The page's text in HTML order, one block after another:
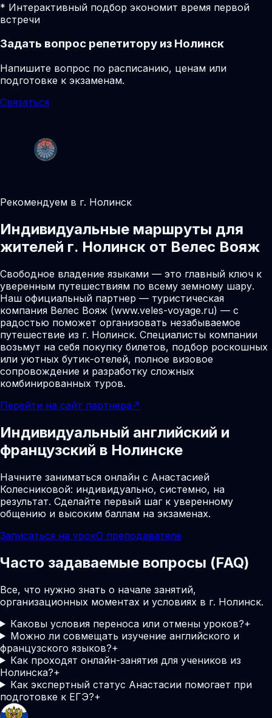
* Интерактивный подбор экономит время первой
встречи
Задать вопрос репетитору из Нолинск
Напишите вопрос по расписанию, ценам или
подготовке к экзаменам.
Связаться
Рекомендуем в г. Нолинск
Индивидуальные маршруты для
жителей г. Нолинск от Велес Вояж
Свободное владение языками — это главный ключ к
уверенным путешествиям по всему земному шару.
Наш официальный партнер — туристическая
компания Велес Вояж (www.veles-voyage.ru) — с
радостью поможет организовать незабываемое
путешествие из г. Нолинск. Специалисты компании
возьмут на себя покупку билетов, подбор роскошных
или уютных бутик-отелей, полное визовое
сопровождение и разработку сложных
комбинированных туров.
Перейти на сайт партнера ↗
Индивидуальный английский и
французский в Нолинске
Начните заниматься онлайн с Анастасией
Колесниковой: индивидуально, системно, на
результат. Сделайте первый шаг к уверенному
общению и высоким баллам на экзаменах.
Записаться на урокО преподавателе
Часто задаваемые вопросы (FAQ)
Все, что нужно знать о начале занятий,
организационных моментах и условиях в г. Нолинск.
Каковы условия переноса или отмены уроков?+
Можно ли совмещать изучение английского и
французского языков?+
Как проходят онлайн-занятия для учеников из
Нолинска?+
Как экспертный статус Анастасии помогает при
подготовке к ЕГЭ?+